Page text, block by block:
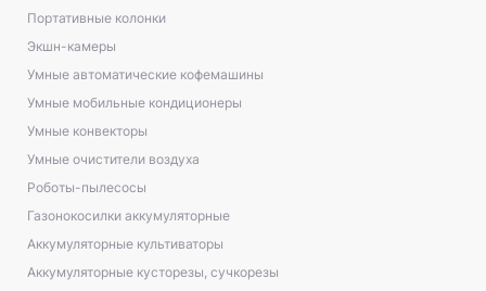
Портативные колонки
Экшн-камеры
Умные автоматические кофемашины
Умные мобильные кондиционеры
Умные конвекторы
Умные очистители воздуха
Роботы-пылесосы
Газонокосилки аккумуляторные
Аккумуляторные культиваторы
Аккумуляторные кусторезы, сучкорезы